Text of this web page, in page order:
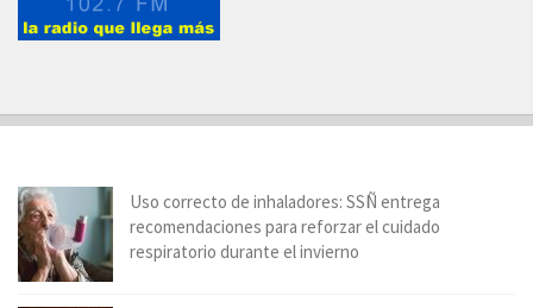
Uso correcto de inhaladores: SSÑ entrega
recomendaciones para reforzar el cuidado
respiratorio durante el invierno